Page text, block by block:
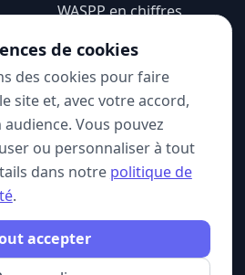
WASPP en chiffres
Mentions légales
Politique de
confidentialité
CGU
de cookies
des cookies pour faire
site et, avec votre accord,
Vous pouvez
ou personnaliser à tout
dans notre politique de
.
accepter